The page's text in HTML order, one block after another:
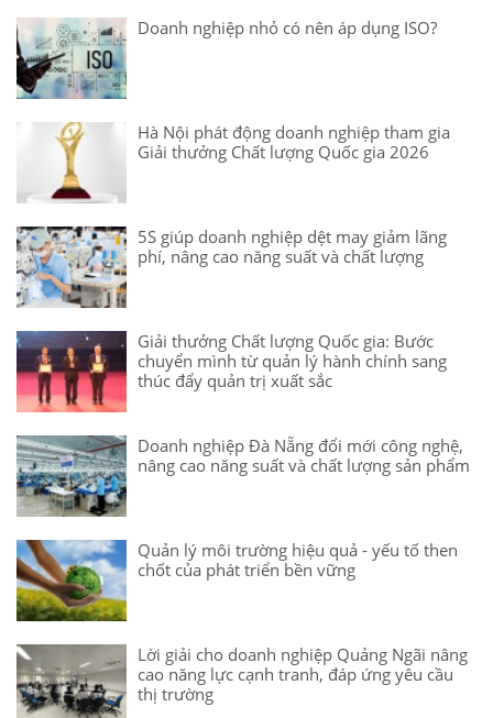
Doanh nghiệp nhỏ có nên áp dụng ISO?
Hà Nội phát động doanh nghiệp tham gia
Giải thưởng Chất lượng Quốc gia 2026
5S giúp doanh nghiệp dệt may giảm lãng
phí, nâng cao năng suất và chất lượng
Giải thưởng Chất lượng Quốc gia: Bước
chuyển mình từ quản lý hành chính sang
thúc đẩy quản trị xuất sắc
Doanh nghiệp Đà Nẵng đổi mới công nghệ,
nâng cao năng suất và chất lượng sản phẩm
Quản lý môi trường hiệu quả - yếu tố then
chốt của phát triển bền vững
Lời giải cho doanh nghiệp Quảng Ngãi nâng
cao năng lực cạnh tranh, đáp ứng yêu cầu
thị trường